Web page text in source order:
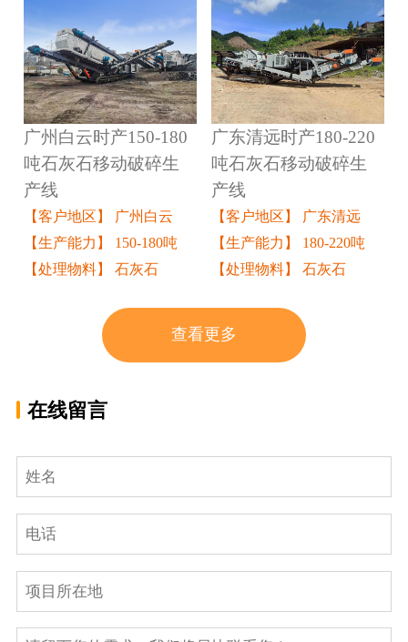
广州白云时产150-180
吨石灰石移动破碎生
产线
【客户地区】 广州白云
【生产能力】 150-180吨
【处理物料】 石灰石
广东清远时产180-220
吨石灰石移动破碎生
产线
【客户地区】 广东清远
【生产能力】 180-220吨
【处理物料】 石灰石
查看更多
在线留言